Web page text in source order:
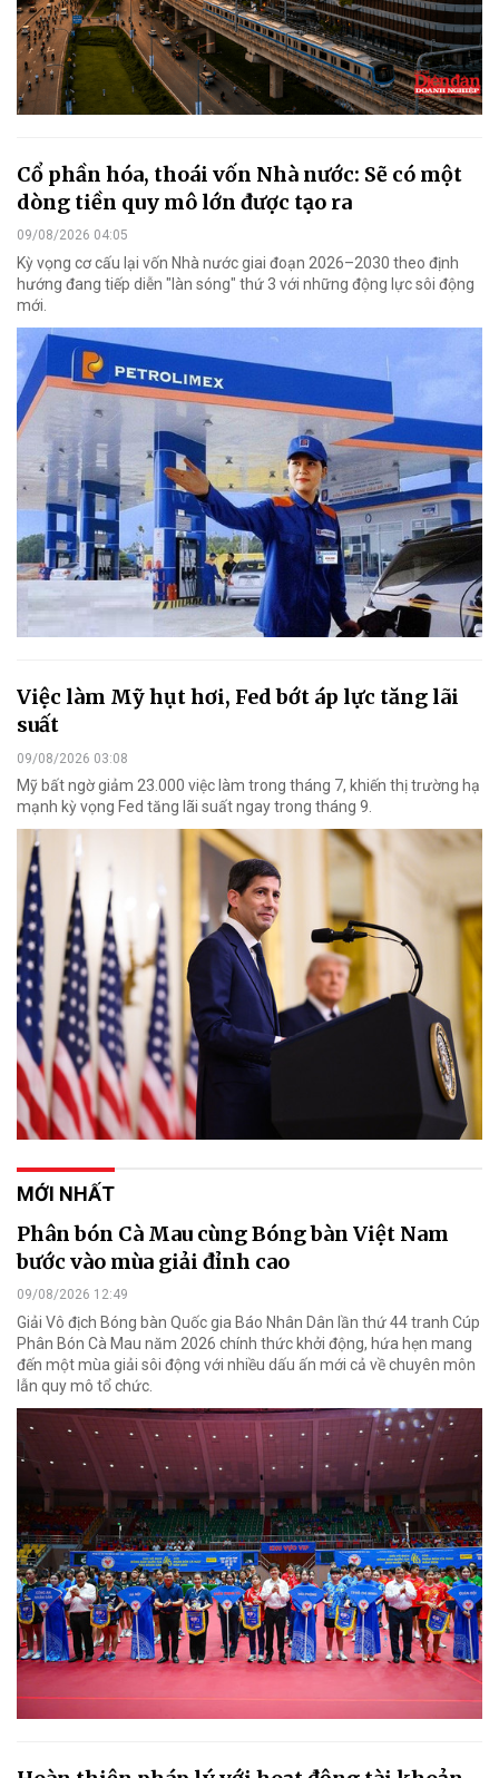
Cổ phần hóa, thoái vốn Nhà nước: Sẽ có một
dòng tiền quy mô lớn được tạo ra
09/08/2026 04:05
Kỳ vọng cơ cấu lại vốn Nhà nước giai đoạn 2026–2030 theo định
hướng đang tiếp diễn "làn sóng" thứ 3 với những động lực sôi động
mới.
Việc làm Mỹ hụt hơi, Fed bớt áp lực tăng lãi
suất
09/08/2026 03:08
Mỹ bất ngờ giảm 23.000 việc làm trong tháng 7, khiến thị trường hạ
mạnh kỳ vọng Fed tăng lãi suất ngay trong tháng 9.
MỚI NHẤT
Phân bón Cà Mau cùng Bóng bàn Việt Nam
bước vào mùa giải đỉnh cao
09/08/2026 12:49
Giải Vô địch Bóng bàn Quốc gia Báo Nhân Dân lần thứ 44 tranh Cúp
Phân Bón Cà Mau năm 2026 chính thức khởi động, hứa hẹn mang
đến một mùa giải sôi động với nhiều dấu ấn mới cả về chuyên môn
lẫn quy mô tổ chức.